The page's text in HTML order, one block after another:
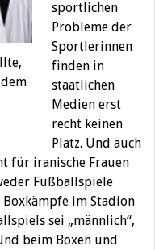
sportlichen
Probleme der
Sportlerinnen
finden in
staatlichen
Medien erst
recht keinen
Platz. Und auch
für iranische Frauen
Fußballspiele
im Stadion
sei „männlich“,
beim Boxen und